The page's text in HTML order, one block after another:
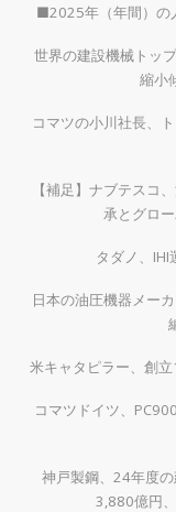
■2025年（年間）の
世界の建設機械トッ
縮小
コマツの小川社長、
【補足】ナブテスコ
承とグロ
タダノ、
日本の油圧機器メー
米キャタピラー、創
コマツドイツ、
神戸製鋼、24年度
3,880億円